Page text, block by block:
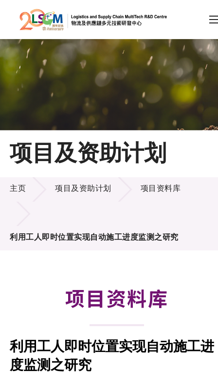
跳到内容（按回车键）
会员登录
A A EN 繁 简
主页
关于LSCM
技术商品化
合作计划
征求研发项目计划书
项目伙伴
项目及资助计划
项目及资助计划
主页 项目及资助计划 项目资料库
利用工人即时位置实现自动施工进度监测之研究
项目资料库
利用工人即时位置实现自动施工进
度监测之研究